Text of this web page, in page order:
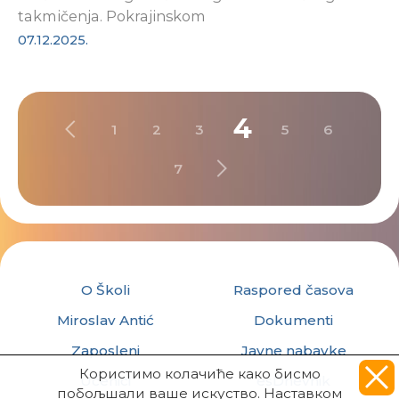
takmičenja. Pokrajinskom
07.12.2025.
1 2 3 4 5 6
7
O Školi
Miroslav Antić
Zaposleni
Učenici
Raspored časova
Dokumenti
Javne nabavke
esDnevnik
Користимо колачиће како бисмо
побољшали ваше искуство. Наставком